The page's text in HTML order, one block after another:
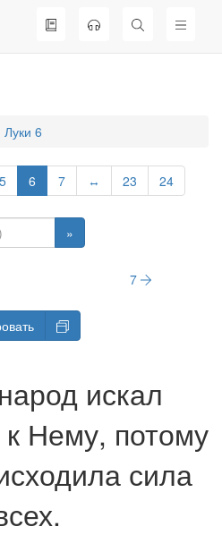
Луки 6
5 6 7 ↔ 23 24
»
7
искал
к Нему, потому
сила